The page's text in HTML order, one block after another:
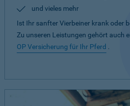
und vieles mehr
Ist Ihr sanfter Vierbeiner krank oder
Zu unseren Leistungen gehört auch
OP Versicherung für Ihr Pferd .